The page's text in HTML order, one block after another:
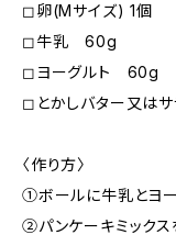
◻︎卵(Mサイズ) 1個
◻︎牛乳 60g
◻︎ヨーグルト 60g
◻︎とかしバター又は
〈作り方〉
①ボールに牛乳とヨー
②パンケーキミックス